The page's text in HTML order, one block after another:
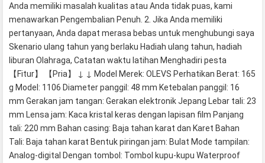
Anda memiliki masalah kualitas atau Anda tidak puas, kami
menawarkan Pengembalian Penuh. 2. Jika Anda memiliki
pertanyaan, Anda dapat merasa bebas untuk menghubungi saya
Skenario ulang tahun yang berlaku Hadiah ulang tahun, hadiah
liburan Olahraga, Catatan waktu latihan Menghadiri pesta
【Fitur】 【Pria】 ↓ ↓ Model Merek: OLEVS Perhatikan Berat: 165
g Model: 1106 Diameter panggil: 48 mm Ketebalan panggil: 16
mm Gerakan jam tangan: Gerakan elektronik Jepang Lebar tali: 23
mm Lensa jam: Kaca kristal keras dengan lapisan film Panjang
tali: 220 mm Bahan casing: Baja tahan karat dan Karet Bahan
Tali: Baja tahan karat Bentuk piringan jam: Bulat Mode tampilan:
Analog-digital Dengan tombol: Tombol kupu-kupu Waterproof